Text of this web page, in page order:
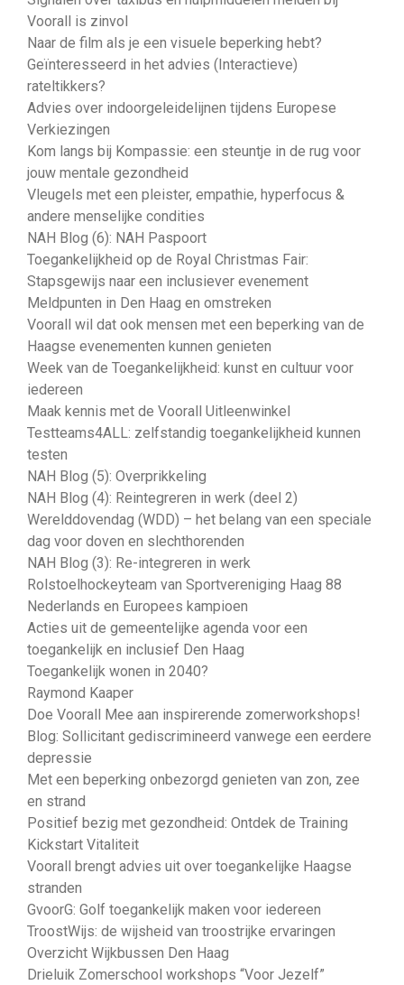
Voorall is zinvol
Naar de film als je een visuele beperking hebt?
Geïnteresseerd in het advies (Interactieve)
rateltikkers?
Advies over indoorgeleidelijnen tijdens Europese
Verkiezingen
Kom langs bij Kompassie: een steuntje in de rug voor
jouw mentale gezondheid
Vleugels met een pleister, empathie, hyperfocus &
andere menselijke condities
NAH Blog (6): NAH Paspoort
Toegankelijkheid op de Royal Christmas Fair:
Stapsgewijs naar een inclusiever evenement
Meldpunten in Den Haag en omstreken
Voorall wil dat ook mensen met een beperking van de
Haagse evenementen kunnen genieten
Week van de Toegankelijkheid: kunst en cultuur voor
iedereen
Maak kennis met de Voorall Uitleenwinkel
Testteams4ALL: zelfstandig toegankelijkheid kunnen
testen
NAH Blog (5): Overprikkeling
NAH Blog (4): Reintegreren in werk (deel 2)
Werelddovendag (WDD) – het belang van een speciale
dag voor doven en slechthorenden
NAH Blog (3): Re-integreren in werk
Rolstoelhockeyteam van Sportvereniging Haag 88
Nederlands en Europees kampioen
Acties uit de gemeentelijke agenda voor een
toegankelijk en inclusief Den Haag
Toegankelijk wonen in 2040?
Raymond Kaaper
Doe Voorall Mee aan inspirerende zomerworkshops!
Blog: Sollicitant gediscrimineerd vanwege een eerdere
depressie
Met een beperking onbezorgd genieten van zon, zee
en strand
Positief bezig met gezondheid: Ontdek de Training
Kickstart Vitaliteit
Voorall brengt advies uit over toegankelijke Haagse
stranden
GvoorG: Golf toegankelijk maken voor iedereen
TroostWijs: de wijsheid van troostrijke ervaringen
Overzicht Wijkbussen Den Haag
Drieluik Zomerschool workshops “Voor Jezelf”